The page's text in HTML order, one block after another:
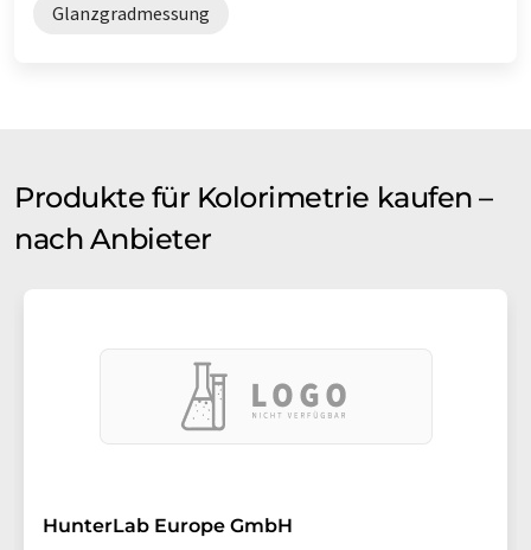
Glanzgradmessung
Produkte für Kolorimetrie kaufen –
nach Anbieter
HunterLab Europe GmbH